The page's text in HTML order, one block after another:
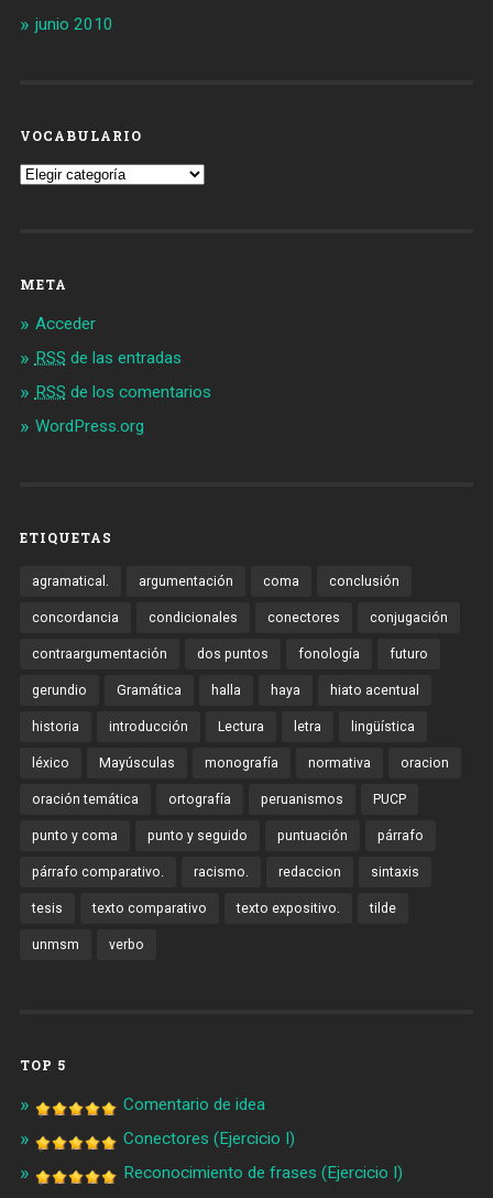
junio 2010
VOCABULARIO
Vocabulario
META
Acceder
RSS de las entradas
RSS de los comentarios
WordPress.org
ETIQUETAS
agramatical. argumentación coma conclusión
concordancia condicionales conectores conjugación
contraargumentación dos puntos fonología futuro
gerundio Gramática halla haya hiato acentual
historia introducción Lectura letra lingüística
léxico Mayúsculas monografía normativa oracion
oración temática ortografía peruanismos PUCP
punto y coma punto y seguido puntuación párrafo
párrafo comparativo. racismo. redaccion sintaxis
tesis texto comparativo texto expositivo. tilde
unmsm verbo
TOP 5
Comentario de idea
Conectores (Ejercicio I)
Reconocimiento de frases (Ejercicio I)